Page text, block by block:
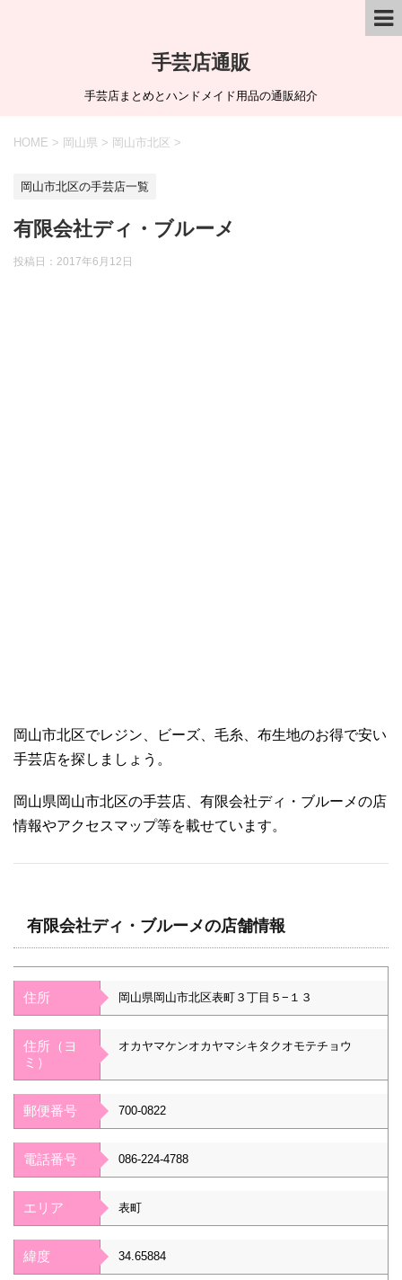
手芸店通販
手芸店まとめとハンドメイド用品の通販紹介
HOME > 岡山県 > 岡山市北区 >
岡山市北区の手芸店一覧
有限会社ディ・ブルーメ
投稿日： 2017年6月12日
岡山市北区でレジン、ビーズ、毛糸、布生地のお得で安い
手芸店を探しましょう。
岡山県岡山市北区の手芸店、有限会社ディ・ブルーメの店
情報やアクセスマップ等を載せています。
有限会社ディ・ブルーメの店舗情報
住所 岡山県岡山市北区表町３丁目５−１３
住所（ヨ
ミ）
オカヤマケンオカヤマシキタクオモテチョウ
郵便番号 700-0822
電話番号 086-224-4788
エリア 表町
緯度 34.65884